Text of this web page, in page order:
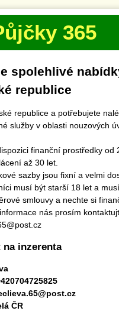
365
spolehlivé
republice
republice a potřebujete
služby v oblasti nouzových
finanční prostředky od
až 30 let.
sazby jsou fixní a velmi
musí být starší 18 let a
smlouvy a nechte si
nás prosím
na inzerenta
ČR